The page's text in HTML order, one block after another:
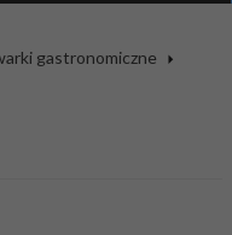
gastronomiczne